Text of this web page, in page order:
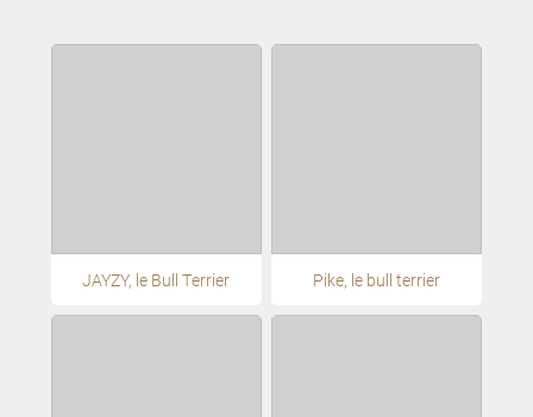
JAYZY, le Bull Terrier Pike, le bull terrier